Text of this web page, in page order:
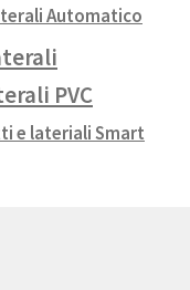
Automatico
PVC
e lateriali Smart